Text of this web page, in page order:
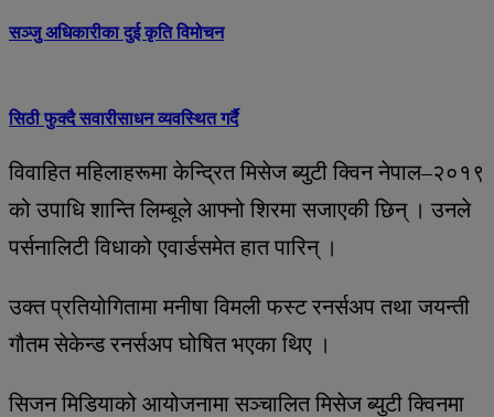
सञ्जु अधिकारीका दुई कृति विमोचन
सिठी फुक्दै सवारीसाधन व्यवस्थित गर्दै
विवाहित महिलाहरूमा केन्द्रित मिसेज ब्युटी क्विन नेपाल–२०१९
को उपाधि शान्ति लिम्बूले आफ्नो शिरमा सजाएकी छिन् । उनले
पर्सनालिटी विधाको एवार्डसमेत हात पारिन् ।
उक्त प्रतियोगितामा मनीषा विमली फस्ट रनर्सअप तथा जयन्ती
गौतम सेकेन्ड रनर्सअप घोषित भएका थिए ।
सिजन मिडियाको आयोजनामा सञ्चालित मिसेज ब्युटी क्विनमा